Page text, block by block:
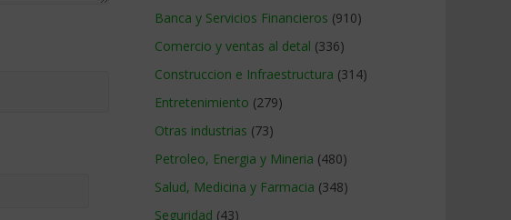
Banca y Servicios Financieros (910)
Comercio y ventas al detal (336)
Construccion e Infraestructura (314)
Entretenimiento (279)
Otras industrias (73)
Petroleo, Energia y Mineria (480)
Salud, Medicina y Farmacia (348)
Seguridad (43)